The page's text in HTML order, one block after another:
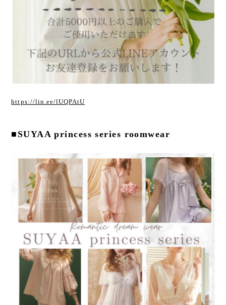
https://lin.ee/lUQPAtU
■SUYAA princess series roomwear